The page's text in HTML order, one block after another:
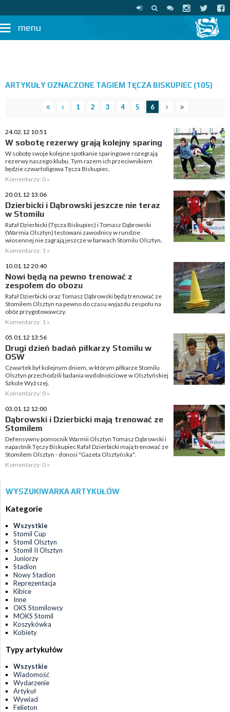
menu
ARTYKUŁY OZNACZONE TAGIEM TĘCZA BISKUPIEC (105)
1 2 3 4 5 6
24.02.12 10:51
W sobotę rezerwy grają kolejny sparing
W sobotę swoje kolejne spotkanie sparingowe rozegrają
rezerwy naszego klubu. Tym razem ich przeciwnikiem
będzie czwartoligowa Tęcza Biskupiec.
Komentarzy: 0 »
20.01.12 13:06
Dzierbicki i Dąbrowski jeszcze nie teraz
w Stomilu
Rafał Dzierbicki (Tęcza Biskupiec) i Tomasz Dąbrowski
(Warmia Olsztyn) testowani zawodnicy w rundzie
wiosennej nie zagrają jeszcze w barwach Stomilu Olsztyn.
Komentarzy: 1 »
10.01.12 20:40
Nowi będą na pewno trenować z
zespołem do obozu
Rafał Dzierbicki oraz Tomasz Dąbrowski będą trenować ze
Stomilem Olsztyn na pewno do czasu wyjazdu zespołu na
obóz przygotowawczy.
Komentarzy: 1 »
05.01.12 13:56
Drugi dzień badań piłkarzy Stomilu w
OSW
Czwartek był kolejnym dniem, w którym piłkarze Stomilu
Olsztyn przechodzili badania wydolnościowe w Olsztyńskiej
Szkole Wyższej.
Komentarzy: 0 »
03.01.12 12:00
Dąbrowski i Dzierbicki mają trenować ze
Stomilem
Defensywny pomocnik Warmii Olsztyn Tomasz Dąbrowski i
napastnik Tęczy Biskupiec Rafał Dzierbicki mają trenować ze
Stomilem Olsztyn - donosi "Gazeta Olsztyńska".
Komentarzy: 0 »
WYSZUKIWARKA ARTYKUŁÓW
Kategorie
Wszystkie
Stomil Cup
Stomil Olsztyn
Stomil II Olsztyn
Juniorzy
Stadion
Nowy Stadion
Reprezentacja
Kibice
Inne
OKS Stomilowcy
MOKS Stomil
Koszykówka
Kobiety
Typy artykułów
Wszystkie
Wiadomość
Wydarzenie
Artykuł
Wywiad
Felieton